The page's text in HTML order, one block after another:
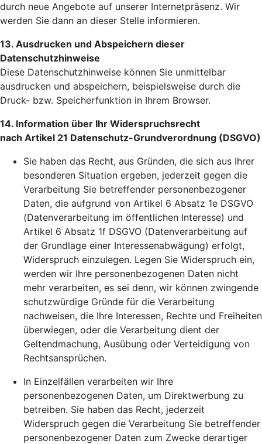
durch neue Angebote auf unserer Internetpräsenz. Wir
werden Sie dann an dieser Stelle informieren.
13. Ausdrucken und Abspeichern dieser
Datenschutzhinweise
Diese Datenschutzhinweise können Sie unmittelbar
ausdrucken und abspeichern, beispielsweise durch die
Druck- bzw. Speicherfunktion in Ihrem Browser.
14. Information über Ihr Widerspruchsrecht
nach Artikel 21 Datenschutz-Grundverordnung (DSGVO)
Sie haben das Recht, aus Gründen, die sich aus Ihrer
besonderen Situation ergeben, jederzeit gegen die
Verarbeitung Sie betreffender personenbezogener
Daten, die aufgrund von Artikel 6 Absatz 1e DSGVO
(Datenverarbeitung im öffentlichen Interesse) und
Artikel 6 Absatz 1f DSGVO (Datenverarbeitung auf
der Grundlage einer Interessenabwägung) erfolgt,
Widerspruch einzulegen. Legen Sie Widerspruch ein,
werden wir Ihre personenbezogenen Daten nicht
mehr verarbeiten, es sei denn, wir können zwingende
schutzwürdige Gründe für die Verarbeitung
nachweisen, die Ihre Interessen, Rechte und Freiheiten
überwiegen, oder die Verarbeitung dient der
Geltendmachung, Ausübung oder Verteidigung von
Rechtsansprüchen.
In Einzelfällen verarbeiten wir Ihre
personenbezogenen Daten, um Direktwerbung zu
betreiben. Sie haben das Recht, jederzeit
Widerspruch gegen die Verarbeitung Sie betreffender
personenbezogener Daten zum Zwecke derartiger